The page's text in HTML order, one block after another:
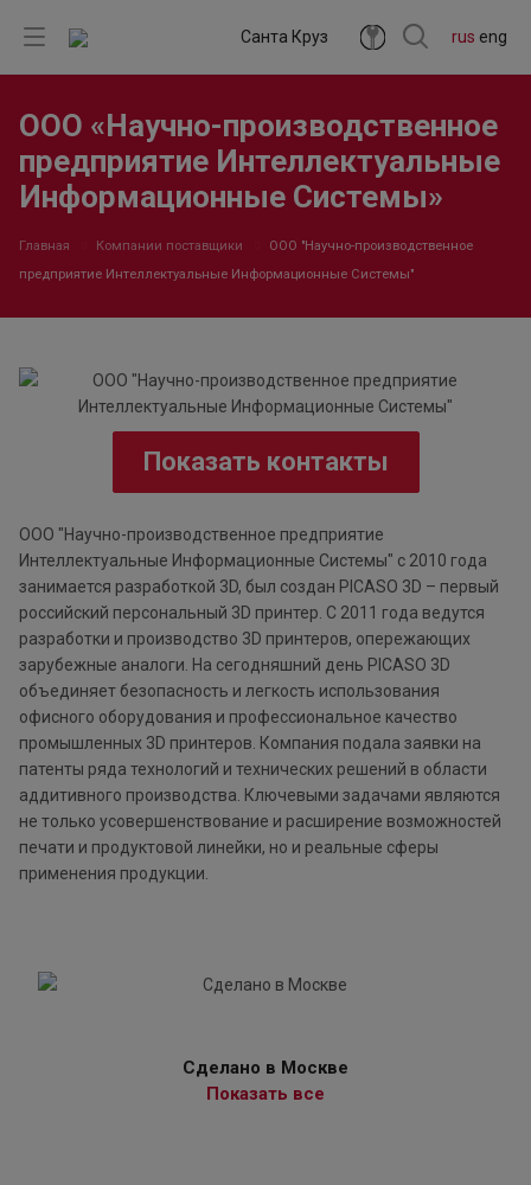
rus eng
Санта Круз
ООО «Научно-производственное
предприятие Интеллектуальные
Информационные Системы»
Главная Компании поставщики
ООО "Научно-производственное
предприятие Интеллектуальные Информационные Системы"
Показать контакты
ООО "Научно-производственное предприятие
Интеллектуальные Информационные Системы" с 2010 года
занимается разработкой 3D, был создан PICASO 3D – первый
российский персональный 3D принтер. С 2011 года ведутся
разработки и производство 3D принтеров, опережающих
зарубежные аналоги. На сегодняшний день PICASO 3D
объединяет безопасность и легкость использования
офисного оборудования и профессиональное качество
промышленных 3D принтеров. Компания подала заявки на
патенты ряда технологий и технических решений в области
аддитивного производства. Ключевыми задачами являются
не только усовершенствование и расширение возможностей
печати и продуктовой линейки, но и реальные сферы
применения продукции.
Сделано в Москве
Показать все